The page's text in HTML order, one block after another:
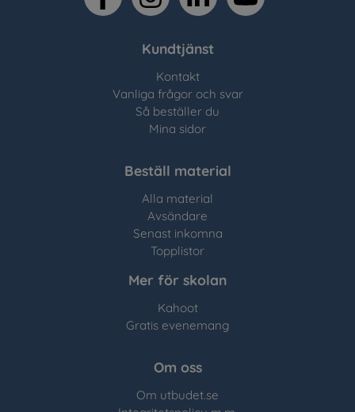
Kundtjänst
Kontakt
Vanliga frågor och svar
Så beställer du
Mina sidor
Beställ material
Alla material
Avsändare
Senast inkomna
Topplistor
Mer för skolan
Kahoot
Gratis evenemang
Om oss
Om utbudet.se